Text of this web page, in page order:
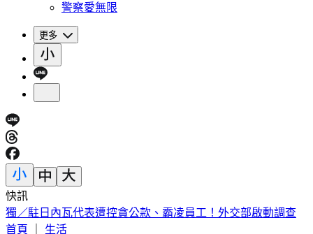
警察愛無限
更多
快訊
特斯拉飆撞13車險衝入光華夜市 基金會董座「捨賓士擋劫」
首頁
生活